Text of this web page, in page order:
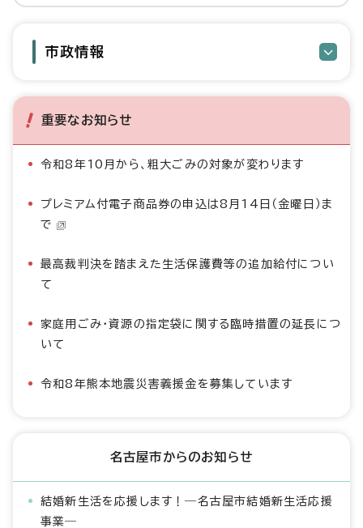
市政情報
重要なお知らせ
令和8年10月から、粗大ごみの対象が変わります
プレミアム付電子商品券の申込は8月14日（金曜日）ま
で
最高裁判決を踏まえた生活保護費等の追加給付につい
て
家庭用ごみ・資源の指定袋に関する臨時措置の延長につ
いて
令和8年熊本地震災害義援金を募集しています
名古屋市からのお知らせ
結婚新生活を応援します！―名古屋市結婚新生活応援
事業―